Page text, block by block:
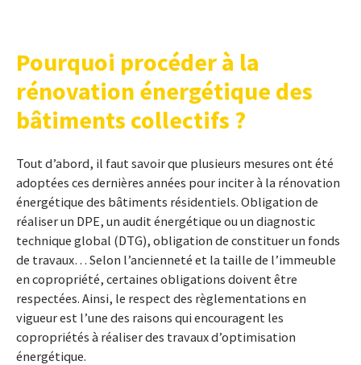
Pourquoi procéder à la
rénovation énergétique des
bâtiments collectifs ?
Tout d’abord, il faut savoir que plusieurs mesures ont été
adoptées ces dernières années pour inciter à la rénovation
énergétique des bâtiments résidentiels. Obligation de
réaliser un DPE, un audit énergétique ou un diagnostic
technique global (DTG), obligation de constituer un fonds
de travaux… Selon l’ancienneté et la taille de l’immeuble
en copropriété, certaines obligations doivent être
respectées. Ainsi, le respect des règlementations en
vigueur est l’une des raisons qui encouragent les
copropriétés à réaliser des travaux d’optimisation
énergétique.